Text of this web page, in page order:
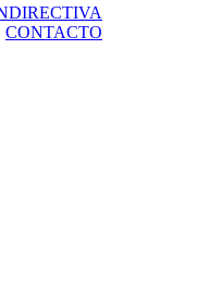
DIRECTIVA
CONTACTO